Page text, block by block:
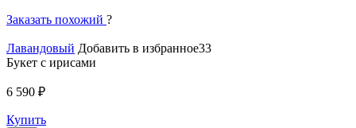
Заказать похожий ?
Лавандовый Добавить в избранное33
Букет с ирисами
6 590 ₽
Купить